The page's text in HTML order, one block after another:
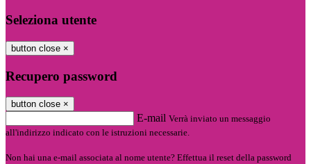
Seleziona utente
button close ×
Recupero password
button close ×
E-mail Verrà inviato un messaggio
all'indirizzo indicato con le istruzioni necessarie.
Non hai una e-mail associata al nome utente? Effettua il reset della password